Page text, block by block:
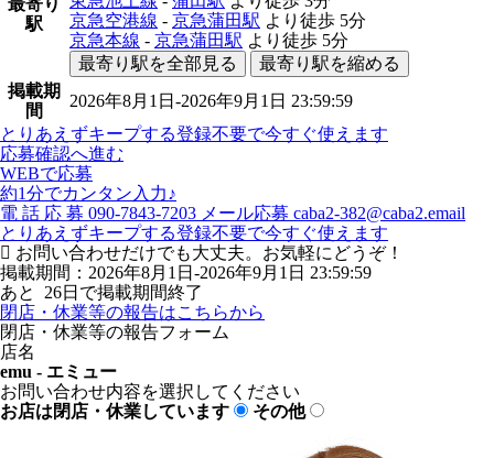
最寄り
駅
京急空港線 - 京急蒲田駅 より徒歩 5分
京急本線 - 京急蒲田駅 より徒歩 5分
最寄り駅を全部見る
最寄り駅を縮める
掲載期
間
2026年8月1日-2026年9月1日 23:59:59
とりあえずキープする登録不要で今すぐ使えます
応募確認へ進む
WEBで応募
約1分でカンタン入力♪
電 話 応 募 090-7843-7203 メール応募 caba2-382@caba2.email
とりあえずキープする登録不要で今すぐ使えます
お問い合わせだけでも大丈夫。お気軽にどうぞ！
掲載期間：2026年8月1日-2026年9月1日 23:59:59
あと 26日で掲載期間終了
閉店・休業等の報告はこちらから
閉店・休業等の報告フォーム
店名
emu - エミュー
お問い合わせ内容を選択してください
お店は閉店・休業しています
その他